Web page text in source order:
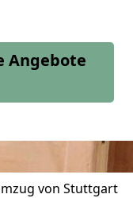
Angebote
von Stuttgart